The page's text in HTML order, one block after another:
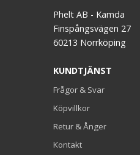
Phelt AB - Kamda
Finspångsvägen 27
60213 Norrköping
KUNDTJÄNST
Frågor & Svar
Köpvillkor
Retur & Ånger
Kontakt